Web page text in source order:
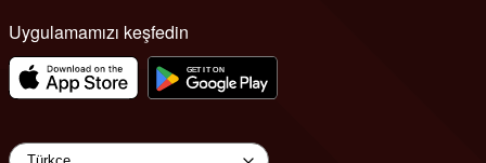
Uygulamamızı keşfedin